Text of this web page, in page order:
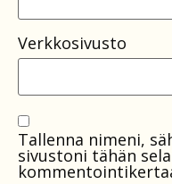
Verkkosivusto
Tallenna nimeni,
sivustoni tähän